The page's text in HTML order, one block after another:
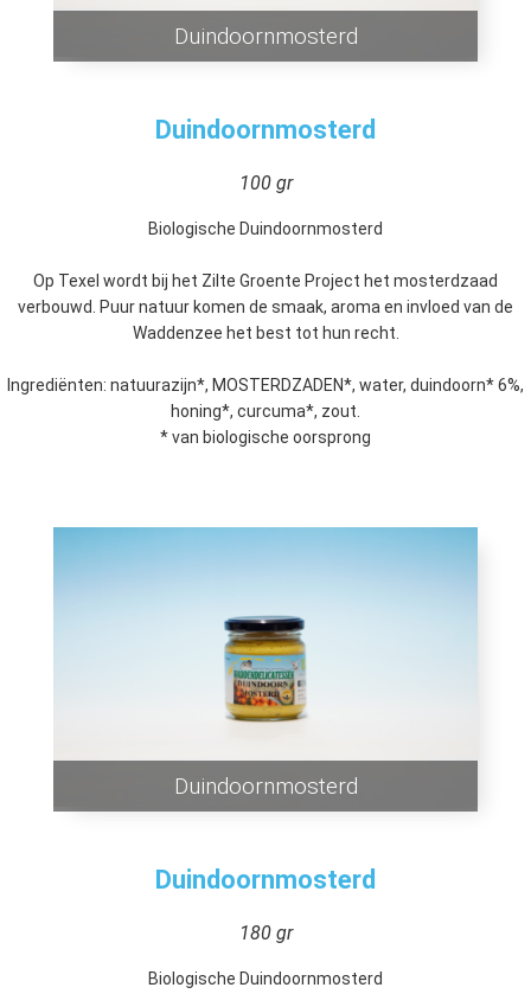
Duindoornmosterd
Duindoornmosterd
100 gr
Biologische Duindoornmosterd
Op Texel wordt bij het Zilte Groente Project het mosterdzaad
verbouwd. Puur natuur komen de smaak, aroma en invloed van de
Waddenzee het best tot hun recht.
Ingrediënten: natuurazijn*, MOSTERDZADEN*, water, duindoorn* 6%,
honing*, curcuma*, zout.
* van biologische oorsprong
Duindoornmosterd
Duindoornmosterd
180 gr
Biologische Duindoornmosterd